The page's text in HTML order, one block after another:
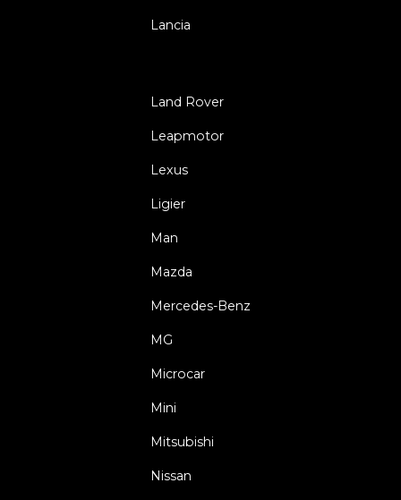
Lancia
Land Rover
Leapmotor
Lexus
Ligier
Man
Mazda
Mercedes-Benz
MG
Microcar
Mini
Mitsubishi
Nissan